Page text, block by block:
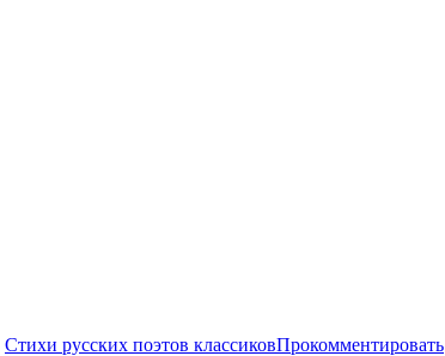
Стихи русских поэтов классиковПрокомментировать